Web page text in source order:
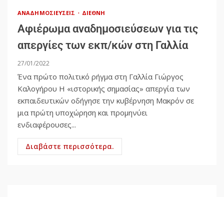
ΑΝΑΔΗΜΟΣΙΕΎΣΕΙΣ ΔΙΕΘΝΉ
Αφιέρωμα αναδημοσιεύσεων για τις
απεργίες των εκπ/κών στη Γαλλία
27/01/2022
Ένα πρώτο πολιτικό ρήγμα στη Γαλλία Γιώργος
Καλογήρου Η «ιστορικής σημασίας» απεργία των
εκπαιδευτικών οδήγησε την κυβέρνηση Μακρόν σε
μια πρώτη υποχώρηση και προμηνύει
ενδιαφέρουσες...
Διαβάστε περισσότερα.